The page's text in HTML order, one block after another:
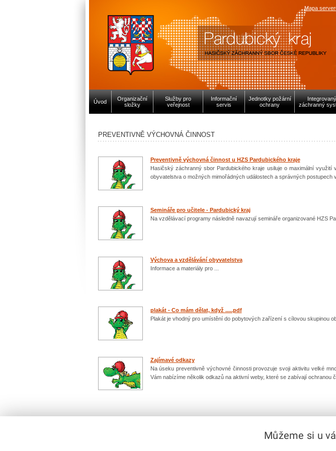
Mapa
Úvod
Organizační
složky
Služby pro
veřejnost
Informační
servis
Jednotky požární
ochrany
Integrovaný
záchranný
PREVENTIVNĚ VÝCHOVNÁ ČINNOST
Preventivně výchovná činnost u HZS Pardubického kraje
Hasičský záchranný sbor Pardubického kraje usiluje o maximální
obyvatelstva o možných mimořádných událostech a správných postupech
Semináře pro učitele - Pardubický kraj
Na vzdělávací programy následně navazují semináře organizované HZS
Výchova a vzdělávání obyvatelstva
Informace a materiály pro ...
plakát - Co mám dělat, když .....pdf
Plakát je vhodný pro umístění do pobytových zařízení s cílovou skupinou
Zajímavé odkazy
Na úseku preventivně výchovné činnosti provozuje svoji aktivitu velké
Vám nabízíme několik odkazů na aktivní weby, které se zabívají ochranou
Můžeme si u